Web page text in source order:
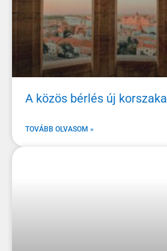
A közös bérlés új korszaka
TOVÁBB OLVASOM »